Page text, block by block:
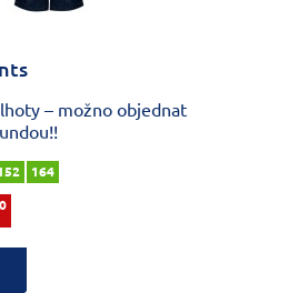
– možno objednat
164